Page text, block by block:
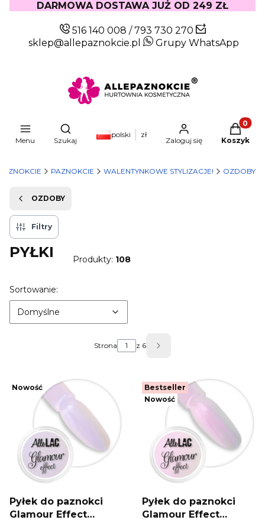
DARMOWA DOSTAWA JUŻ OD 249 ZŁ
516 140 008 /793 730 270
sklep@allepaznokcie.pl
Grupy WhatsApp
Menu
Otwórz wyszukiwarkę
Szukaj
polski zł
Zaloguj się Koszyk
PAZNOKCIE WALENTYNKOWE STYLIZACJE! OZDOBY
OZDOBY
Filtry
PYŁKI Produkty: 108
Lista produktów
Sortowanie:
Domyślne
Strona z 6 Następne produkty
Nowość
Pyłek do paznokci
Glamour Effect
Bestseller
Nowość
Pyłek do paznokci
Glamour Effect